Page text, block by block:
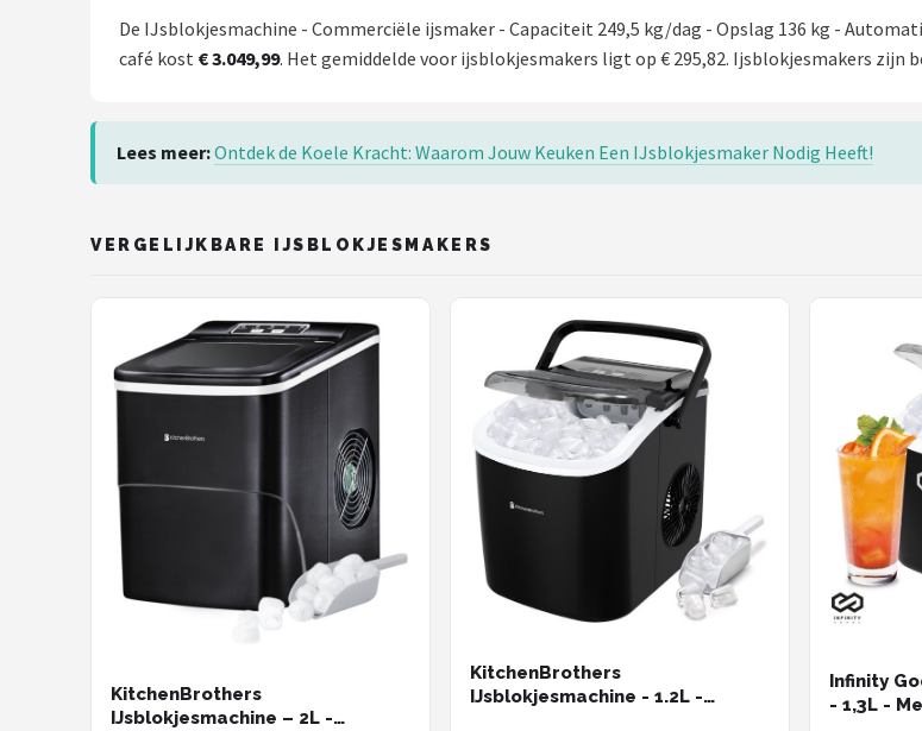
De IJsblokjesmachine - Commerciële ijsmaker - Capaciteit 249,5 kg/dag - Opslag 136 kg -
café kost € 3.049,99. Het gemiddelde voor ijsblokjesmakers ligt op € 295,82. Ijsblokjesmakers zijn
Lees meer:Ontdek de Koele Kracht: Waarom Jouw Keuken Een IJsblokjesmaker Nodig Heeft!
VERGELIJKBARE IJSBLOKJESMAKERS
KitchenBrothers
IJsblokjesmachine – 2L -
KitchenBrothers
IJsblokjesmachine - 1.2L -
Infinity
- 1,3L -